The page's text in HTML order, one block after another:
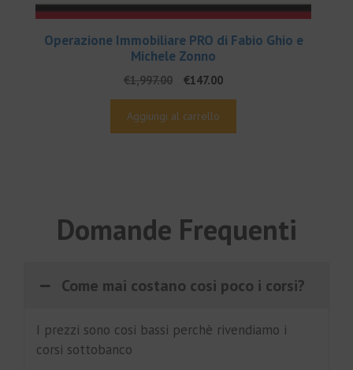
Operazione Immobiliare PRO di Fabio Ghio e
Michele Zonno
€1,997.00
Il
prezzo
originale
€147.00Il
prezzo
Aggiungi al carrello
Domande Frequenti
Come mai costano cosi poco i corsi?
I prezzi sono cosi bassi perchè rivendiamo i
corsi sottobanco